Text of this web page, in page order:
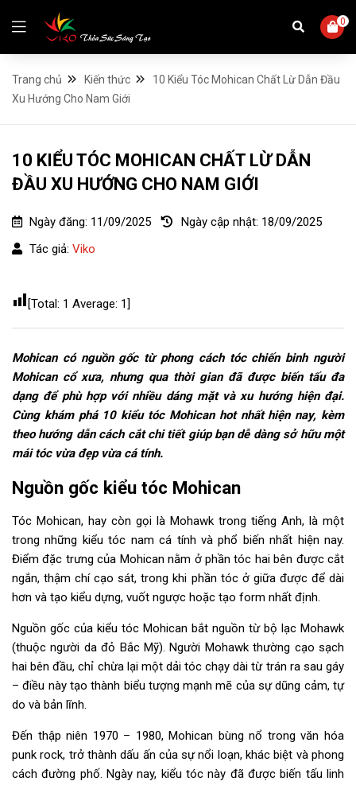
0
Trang chủ Kiến thức
10 Kiểu Tóc Mohican Chất Lừ Dẫn Đầu
Xu Hướng Cho Nam Giới
10 KIỂU TÓC MOHICAN CHẤT LỪ DẪN
ĐẦU XU HƯỚNG CHO NAM GIỚI
Ngày đăng: 11/09/2025 Ngày cập nhật: 18/09/2025
Tác giả: Viko
[Total: 1 Average: 1]
Mohican có nguồn gốc từ phong cách tóc chiến binh người
Mohican cổ xưa, nhưng qua thời gian đã được biến tấu đa
dạng để phù hợp với nhiều dáng mặt và xu hướng hiện đại.
Cùng khám phá 10 kiểu tóc Mohican hot nhất hiện nay, kèm
theo hướng dẫn cách cắt chi tiết giúp bạn dễ dàng sở hữu một
mái tóc vừa đẹp vừa cá tính.
Nguồn gốc kiểu tóc Mohican
Tóc Mohican, hay còn gọi là Mohawk trong tiếng Anh, là một
trong những kiểu tóc nam cá tính và phổ biến nhất hiện nay.
Điểm đặc trưng của Mohican nằm ở phần tóc hai bên được cắt
ngắn, thậm chí cạo sát, trong khi phần tóc ở giữa được để dài
hơn và tạo kiểu dựng, vuốt ngược hoặc tạo form nhất định.
Nguồn gốc của kiểu tóc Mohican bắt nguồn từ bộ lạc Mohawk
(thuộc người da đỏ Bắc Mỹ). Người Mohawk thường cạo sạch
hai bên đầu, chỉ chừa lại một dải tóc chạy dài từ trán ra sau gáy
– điều này tạo thành biểu tượng mạnh mẽ của sự dũng cảm, tự
do và bản lĩnh.
Đến thập niên 1970 – 1980, Mohican bùng nổ trong văn hóa
punk rock, trở thành dấu ấn của sự nổi loạn, khác biệt và phong
cách đường phố. Ngày nay, kiểu tóc này đã được biến tấu linh